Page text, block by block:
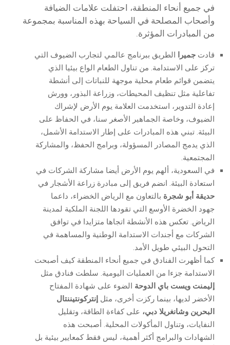
في جميع أنحاء المنطقة، احتفلت علامات الضيافة
وأصحاب المصلحة في السياحة بهذه المناسبة بمجموعة
من المبادرات المؤثرة.
قادت جميرا
الطريق ببرنامج عالمي لتجارب الضيوف التي
تركز على الاستدامة. من تناول الطعام الواع بيئيا الذي
يتضمن قوائم طعام محلية موجهة للنباتات إلى أنشطة
تفاعلية مثل تنظيف المحيطات، وزراعة البذور، وورش
إعادة التدوير، استخدمت العلامة يوم الأرض لإشراك
الضيوف، وخاصة الجماهير الأصغر سنا، في الحفاظ على
البيئة. تبني هذه المبادرات على إطار الاستدامة الأشمل،
الذي يدمج المصادر المسؤولة، وبرامج الحفظ، والمشاركة
المجتمعية.
في السعودية، ألهم يوم الأرض أيضا مشاركة الشركات في
استعادة البيئة. انضم فريق إلى مبادرة زراعة الأشجار في
حديقة أبو شجرة بالتعاون مع الرياض الخضراء، داعما
جهود الخضرة الأوسع التي تقودها اللجنة الملكية لمدينة
الرياض. تعكس هذه الأنشطة اتجاها متزايدا في توافق
الشركات مع أجندات الاستدامة الوطنية والمساهمة في
التحول البيئي طويل الأمد.
كما أظهرت الفنادق في جميع أنحاء المنطقة كيف أصبحت
الاستدامة جزءا من العمليات اليومية. سلطت فنادق مثل
إليمنت ويست باي الدوحة الضوء على شهادة المفتاح
الأخضر لديها، بينما ركزت أخرى، مثل إنتركونتيننتال
البحرين وشانغريلا دبي، على كفاءة الطاقة، وتقليل
النفايات، وتناول المأكولات المحلية. أصبحت هذه
الشهادات والبرامج أكثر أهمية، ليس فقط كمعايير بيئية بل